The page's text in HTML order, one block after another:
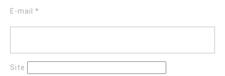
E-mail *
Site